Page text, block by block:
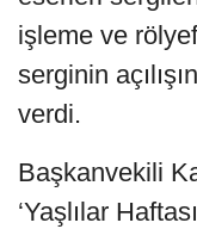
işleme ve
serginin
verdi.
Başkanvekili
‘Yaşlılar